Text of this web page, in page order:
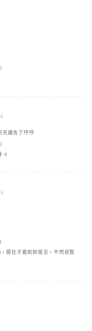
天邊去了哼哼
:9
現在才看到妳留言，不然就幫